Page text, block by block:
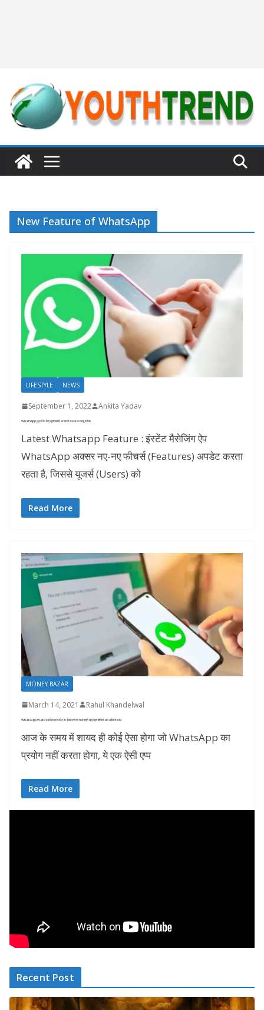
New Feature of WhatsApp
LIFESTYLE NEWS
September 1, 2022 Ankita Yadav
WhatsApp यूजर्स के लिए खुशखबरी, आ रहा ये कमाल का धांसू फीचर
Latest Whatsapp Feature : इंस्टेंट मैसेजिंग ऐप
WhatsApp अक्सर नए-नए फीचर्स (Features) अपडेट करता
रहता है, जिससे यूजर्स (Users) को
Read More
MONEY BAZAR
March 14, 2021 Rahul Khandelwal
Whatsapp Web: अब बिना इन्टरनेट के डेस्कटॉप पर चला पाएंगे व्हाट्सएप वीडियो और ऑडियो कॉल
आज के समय में शायद ही कोई ऐसा होगा जो WhatsApp का
प्रयोग नहीं करता होगा, ये एक ऐसी एप्प
Read More
Recent Post